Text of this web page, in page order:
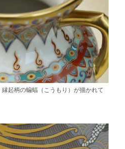
起柄の蝙蝠（こうもり）が描かれて